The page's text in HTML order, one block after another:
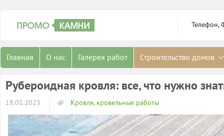
Телефон,
Главная О нас Галерея работ Строительство домов
Рубероидная кровля: все, что нужно
18.01.2023 Кровля, кровельные работы